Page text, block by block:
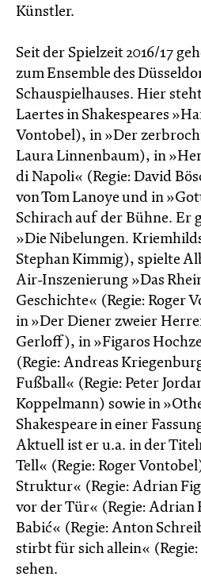
Künstler.
Seit der Spielzeit 2016/17
zum Ensemble des
Schauspielhauses. Hier
Laertes in Shakespeares
Vontobel), in »Der
Laura Linnenbaum), in
di Napoli« (Regie: David
von Tom Lanoye und in
Schirach auf der Bühne. Er
»Die Nibelungen.
Stephan Kimmig), spielte
Air-Inszenierung »Das
Geschichte« (Regie: Roger
in »Der Diener zweier
Gerloff), in »Figaros
(Regie: Andreas
Fußball« (Regie: Peter
Koppelmann) sowie in
Shakespeare in einer
Aktuell ist er u.a. in der
Tell« (Regie: Roger
Struktur« (Regie: Adrian
vor der Tür« (Regie: Adrian
Babić« (Regie: Anton
stirbt für sich allein«
sehen.